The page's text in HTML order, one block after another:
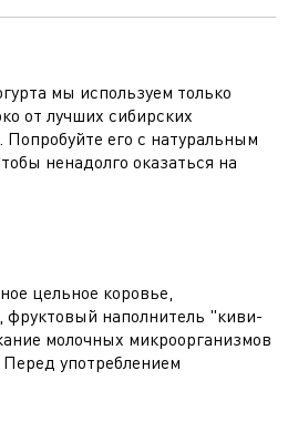
мы используем только
от лучших сибирских
его с натуральным
ненадолго оказаться на
цельное коровье,
фруктовый наполнитель "киви-
молочных микроорганизмов
употреблением